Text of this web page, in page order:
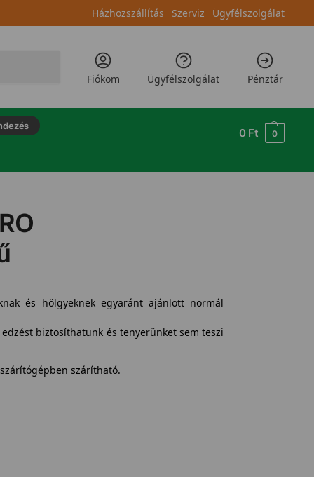
Házhozszállítás Szerviz Ügyfélszolgálat
Fiókom Ügyfélszolgálat Pénztár
0 Ft 0
és hölgyeknek egyaránt ajánlott normál
biztosíthatunk és tenyerünket sem teszi
szárítható.